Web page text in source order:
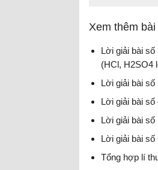
Xem thêm
Lời giải bài
(HCl, H2SO4
Lời giải bài
Lời giải bài
Lời giải bài
Lời giải bài
Tổng hợp lí